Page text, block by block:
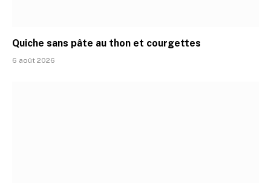
Quiche sans pâte au thon et courgettes
6 août 2026